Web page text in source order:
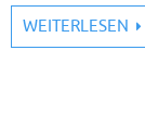
WEITERLESEN